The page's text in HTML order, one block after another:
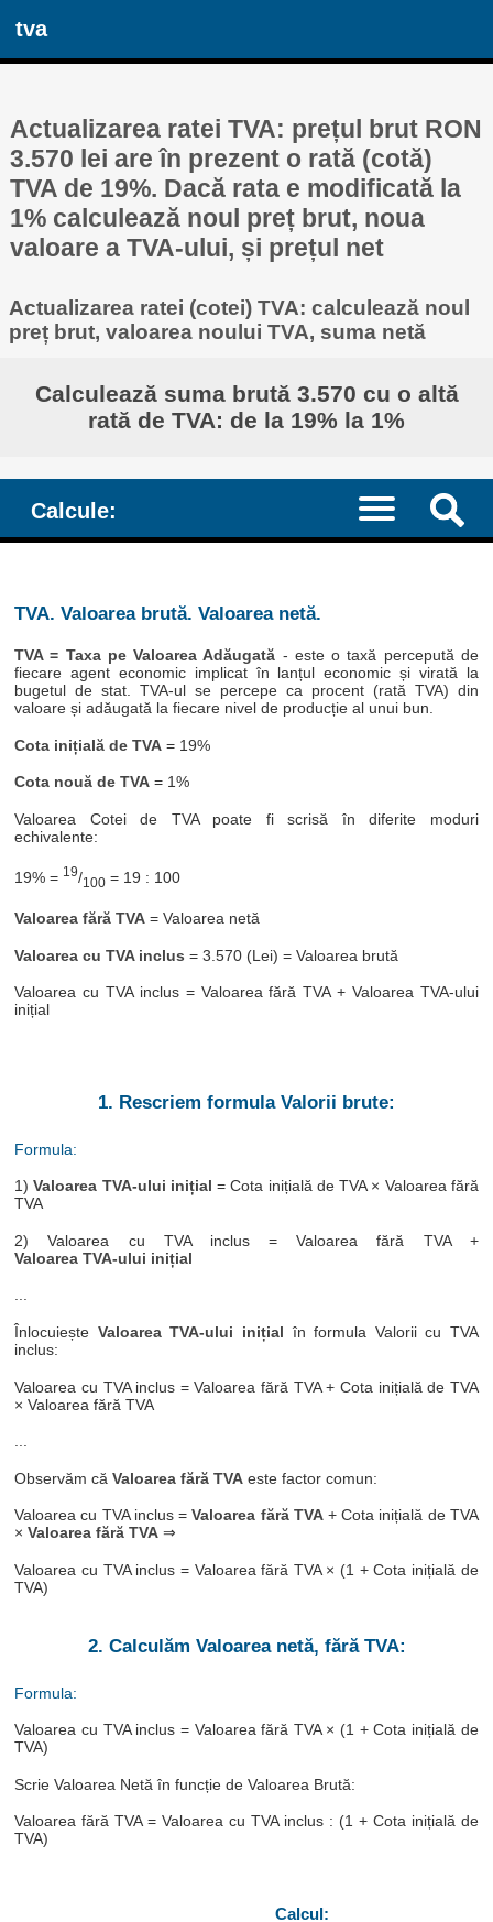
tva
Actualizarea ratei TVA: prețul brut RON
3.570 lei are în prezent o rată (cotă)
TVA de 19%. Dacă rata e modificată la
1% calculează noul preț brut, noua
valoare a TVA-ului, și prețul net
Actualizarea ratei (cotei) TVA: calculează noul
preț brut, valoarea noului TVA, suma netă
Calculează suma brută 3.570 cu o altă
rată de TVA: de la 19% la 1%
Calcule:
TVA. Valoarea brută. Valoarea netă.
TVA = Taxa pe Valoarea Adăugată - este o taxă percepută de
fiecare agent economic implicat în lanțul economic și virată la
bugetul de stat. TVA-ul se percepe ca procent (rată TVA) din
valoare și adăugată la fiecare nivel de producție al unui bun.
Cota inițială de TVA = 19%
Cota nouă de TVA = 1%
Valoarea Cotei de TVA poate fi scrisă în diferite moduri
echivalente:
19% = 19/100 = 19 : 100
Valoarea fără TVA = Valoarea netă
Valoarea cu TVA inclus = 3.570 (Lei) = Valoarea brută
Valoarea cu TVA inclus = Valoarea fără TVA + Valoarea TVA-ului
inițial
1. Rescriem formula Valorii brute:
Formula:
1)Valoarea TVA-ului inițial = Cota inițială de TVA × Valoarea fără
TVA
2) Valoarea cu TVA inclus = Valoarea fără TVA +
Valoarea TVA-ului inițial
...
Înlocuiește Valoarea TVA-ului inițial în formula Valorii cu TVA
inclus:
Valoarea cu TVA inclus = Valoarea fără TVA + Cota inițială de TVA
× Valoarea fără TVA
Observăm căValoarea fără TVA este factor comun:
Valoarea cu TVA inclus =Valoarea fără TVA+ Cota inițială de TVA
×Valoarea fără TVA ⇒
Valoarea cu TVA inclus = Valoarea fără TVA × (1 + Cota inițială de
TVA)
2. Calculăm Valoarea netă, fără TVA:
Formula:
Valoarea cu TVA inclus = Valoarea fără TVA × (1 + Cota inițială de
TVA)
Scrie Valoarea Netă în funcție de Valoarea Brută:
Valoarea fără TVA = Valoarea cu TVA inclus : (1 + Cota inițială de
TVA)
Calcul: